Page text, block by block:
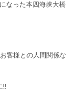
た本四海峡大橋
客様との人間関係な
!!